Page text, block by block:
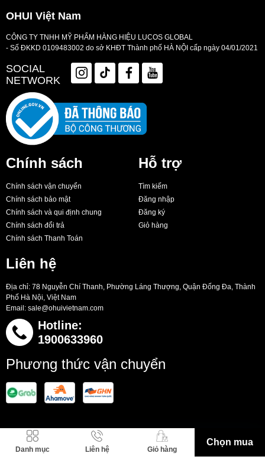
Danh mục Liên hệ Giỏ hàng
Chọn mua
OHUI Việt Nam
CÔNG TY TNHH MỸ PHẨM HÀNG HIỆU LUCOS GLOBAL
- Số ĐKKD 0109483002 do sở KHĐT Thành phố HÀ NỘI cấp ngày 04/01/2021
SOCIAL
NETWORK
Chính sách
Chính sách vận chuyển
Chính sách bảo mật
Chính sách và qui định chung
Chính sách đổi trả
Chính sách Thanh Toán
Hỗ trợ
Tìm kiếm
Đăng nhập
Đăng ký
Giỏ hàng
Liên hệ
Địa chỉ: 78 Nguyễn Chí Thanh, Phường Láng Thượng, Quận Đống Đa, Thành
Phố Hà Nội, Việt Nam
Email: sale@ohuivietnam.com
Hotline:
1900633960
Phương thức vận chuyển
Bản quyền thuộc về O HUI Việt Nam .
Cung cấp bởi Sapo.